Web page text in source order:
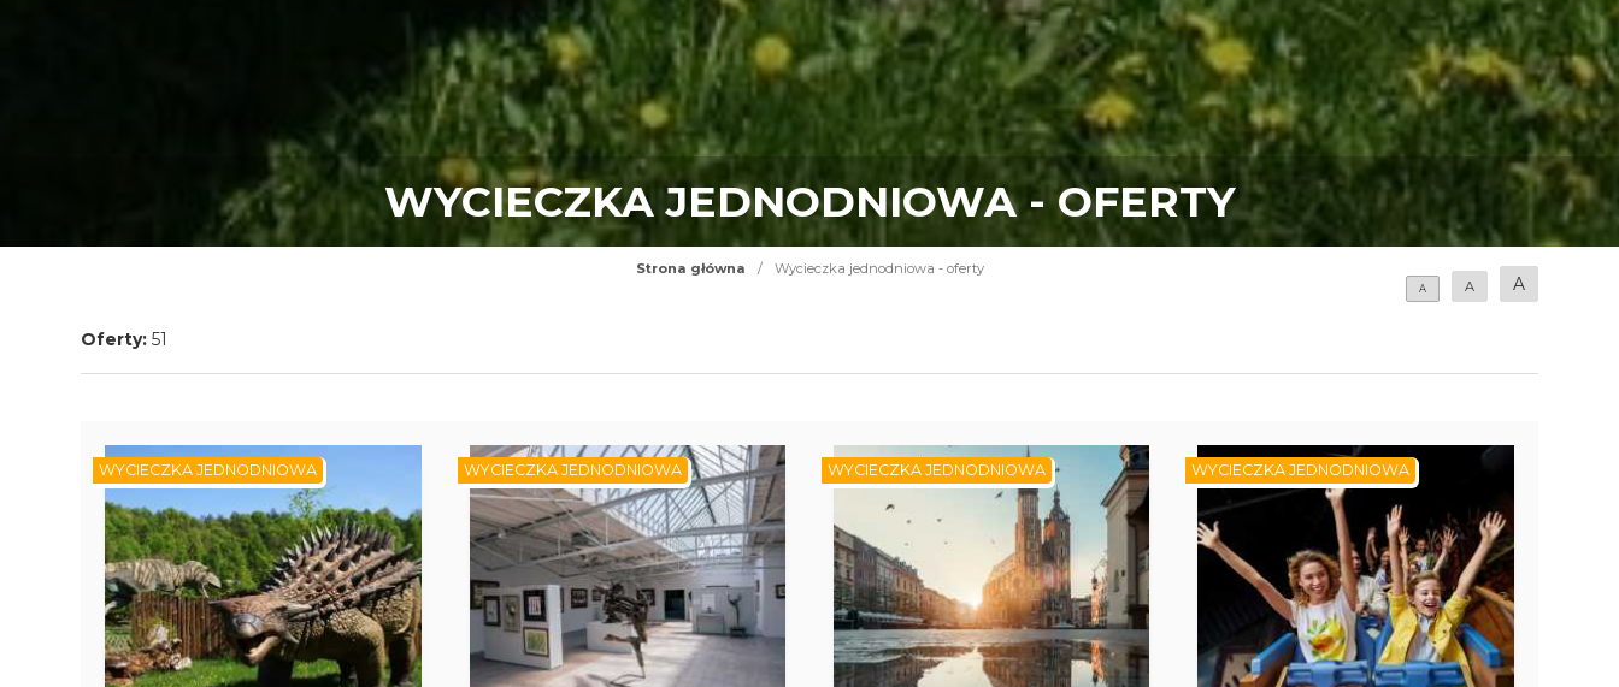
WYCIECZKA JEDNODNIOWA - OFERTY
Strona główna / Wycieczka jednodniowa - oferty
A A A
Oferty: 51
WYCIECZKA JEDNODNIOWA WYCIECZKA JEDNODNIOWA WYCIECZKA JEDNODNIOWA WYCIECZKA JEDNODNIOWA